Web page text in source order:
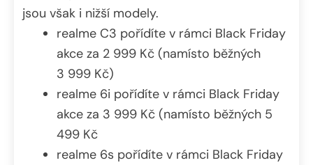
jsou však i nižší modely.
realme C3 pořídíte v rámci Black Friday
akce za 2 999 Kč (namísto běžných
3 999 Kč)
realme 6i pořídíte v rámci Black Friday
akce za 3 999 Kč (namísto běžných 5
499 Kč
realme 6s pořídíte v rámci Black Friday